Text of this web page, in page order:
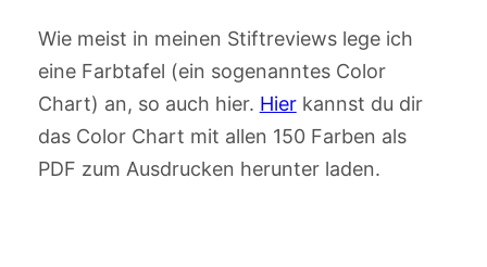
Wie meist in meinen Stiftreviews lege ich
eine Farbtafel (ein sogenanntes Color
Chart) an, so auch hier. Hierkannst du dir
das Color Chart mit allen 150 Farben als
PDF zum Ausdrucken herunter laden.